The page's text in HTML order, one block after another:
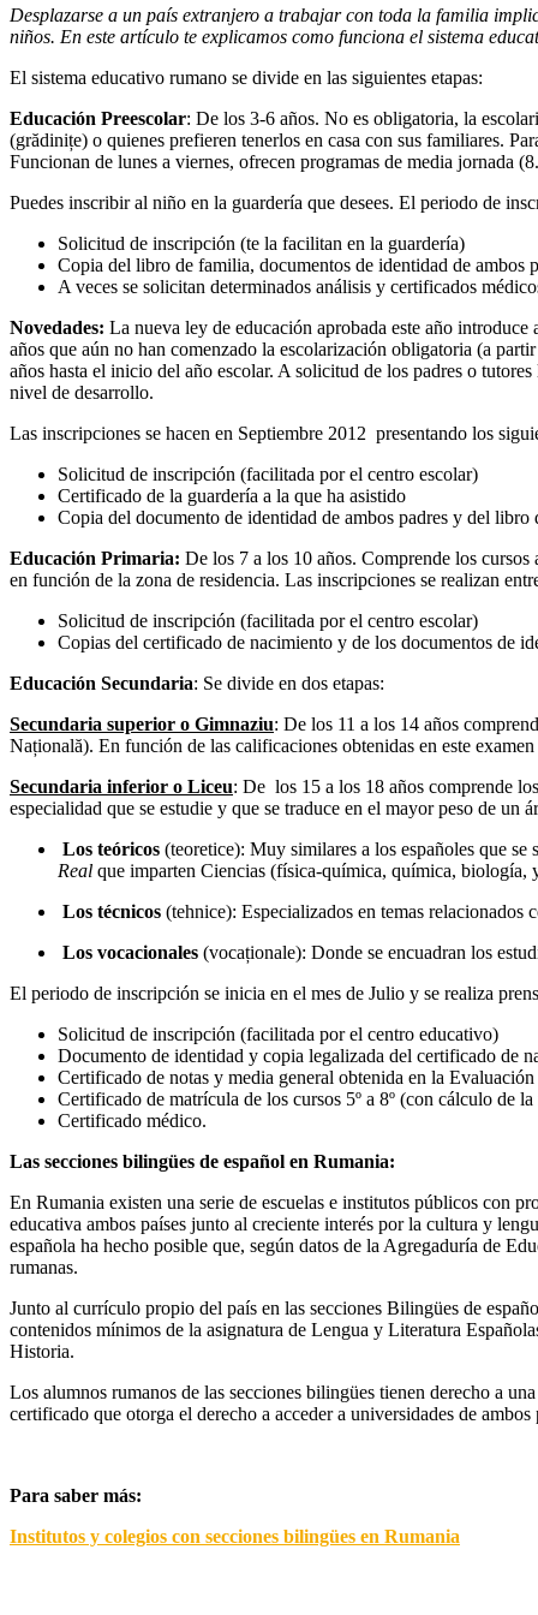
Rumania
Desplazarse a un país extranjero a trabajar con toda la familia
niños. En este artículo te explicamos como funciona el sistema
El sistema educativo rumano se divide en las siguientes etapas:
Educación Preescolar: De los 3-6 años. No es obligatoria, la
(grădinițe) o quienes prefieren tenerlos en casa con sus familiares.
Funcionan de lunes a viernes, ofrecen programas de media jornada
Puedes inscribir al niño en la guardería que desees. El periodo de
Solicitud de inscripción (te la facilitan en la guardería)
Copia del libro de familia, documentos de identidad de ambos
A veces se solicitan determinados análisis y certificados
Novedades: La nueva ley de educación aprobada este año
años que aún no han comenzado la escolarización obligatoria (a
años hasta el inicio del año escolar. A solicitud de los padres o
nivel de desarrollo.
Las inscripciones se hacen en Septiembre 2012 presentando los
Solicitud de inscripción (facilitada por el centro escolar)
Certificado de la guardería a la que ha asistido
Copia del documento de identidad de ambos padres y del libro
Educación Primaria: De los 7 a los 10 años. Comprende los
en función de la zona de residencia. Las inscripciones se realizan
Solicitud de inscripción (facilitada por el centro escolar)
Copias del certificado de nacimiento y de los documentos de
Educación Secundaria: Se divide en dos etapas:
Secundaria superior o Gimnaziu: De los 11 a los 14 años
Națională). En función de las calificaciones obtenidas en este
Secundaria inferior o Liceu: De los 15 a los 18 años comprende
especialidad que se estudie y que se traduce en el mayor peso de un
Los teóricos (teoretice): Muy similares a los españoles que
Real que imparten Ciencias (física-química, química, biología,
Los técnicos (tehnice): Especializados en temas relacionados
Los vocacionales (vocaționale): Donde se encuadran los
El periodo de inscripción se inicia en el mes de Julio y se realiza
Solicitud de inscripción (facilitada por el centro educativo)
Documento de identidad y copia legalizada del certificado de
Certificado de notas y media general obtenida en la
Certificado de matrícula de los cursos 5º a 8º (con cálculo de
Certificado médico.
Las secciones bilingües de español en Rumania:
En Rumania existen una serie de escuelas e institutos públicos con
educativa ambos países junto al creciente interés por la cultura y
española ha hecho posible que, según datos de la Agregaduría de
rumanas.
Junto al currículo propio del país en las secciones Bilingües de
contenidos mínimos de la asignatura de Lengua y Literatura
Historia.
Los alumnos rumanos de las secciones bilingües tienen derecho a
certificado que otorga el derecho a acceder a universidades de
Para saber más:
Institutos y colegios con secciones bilingües en Rumania